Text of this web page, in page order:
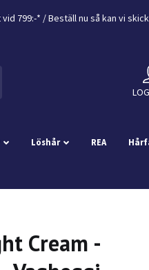
799:-* / Beställ nu så kan vi
Löshår REA
Cream -